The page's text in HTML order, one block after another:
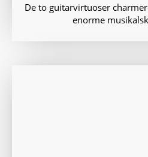
De to guitarvirtuoser
enorme